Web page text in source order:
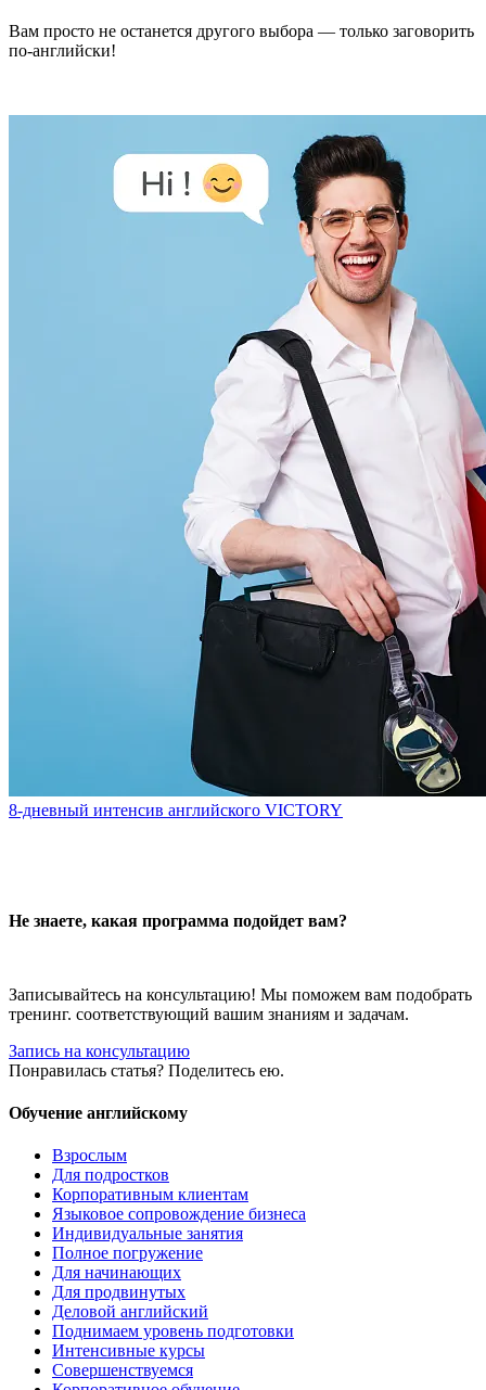
Вам просто не останется другого выбора — только заговорить
по-английски!
8-дневный интенсив английского VICTORY
Не знаете, какая программа подойдет вам?
Записывайтесь на консультацию! Мы поможем вам подобрать
тренинг. соответствующий вашим знаниям и задачам.
Запись на консультацию
Понравилась статья? Поделитесь ею.
Обучение английскому
Взрослым
Для подростков
Корпоративным клиентам
Языковое сопровождение бизнеса
Индивидуальные занятия
Полное погружение
Для начинающих
Для продвинутых
Деловой английский
Поднимаем уровень подготовки
Интенсивные курсы
Совершенствуемся